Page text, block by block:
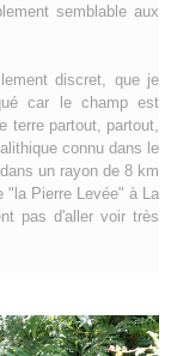
semblable aux
discret, que je
car le champ est
terre partout, partout,
connu dans le
un rayon de 8 km
"la Pierre Levée" à La
pas d'aller voir très